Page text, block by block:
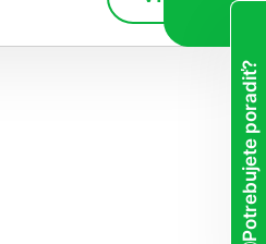
Potrebujete poradiť?